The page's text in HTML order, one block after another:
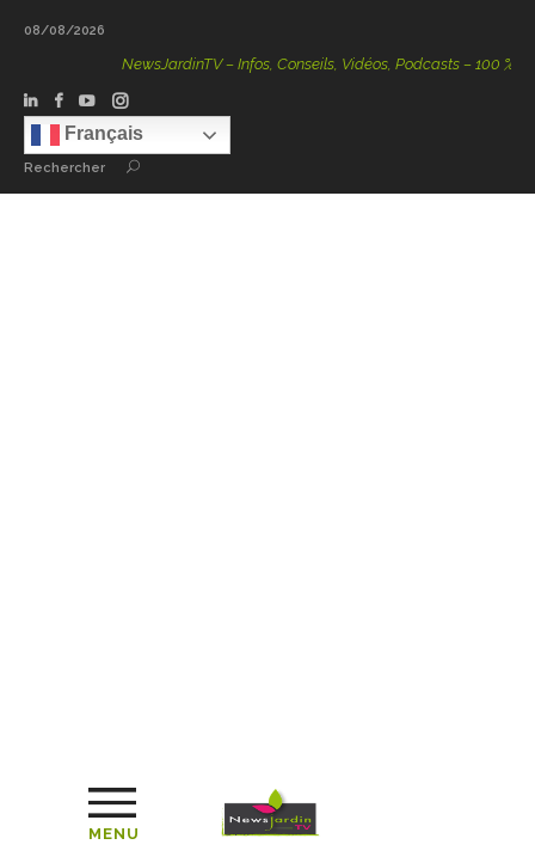
08/08/2026
NewsJardinTV – Infos, Conseils, Vidéos, Podcasts – 100 % Nature
Français
Rechercher
MENU